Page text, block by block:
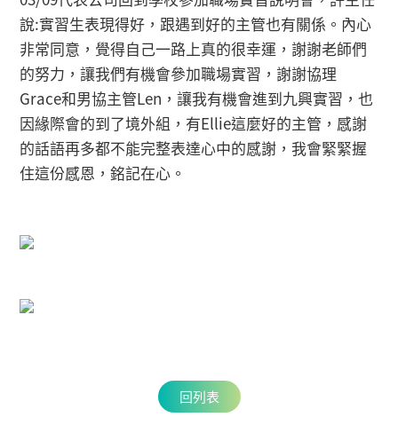
說:實習生表現得好，跟遇到好的主管也有關係。內心
非常同意，覺得自己一路上真的很幸運，謝謝老師們
的努力，讓我們有機會參加職場實習，謝謝協理
Grace和男協主管Len，讓我有機會進到九興實習，也
因緣際會的到了境外組，有Ellie這麼好的主管，感謝
的話語再多都不能完整表達心中的感謝，我會緊緊握
住這份感恩，銘記在心。
回列表